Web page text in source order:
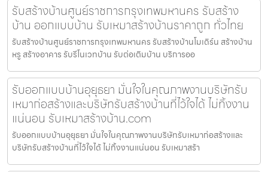
รับสร้างบ้านศูนย์ราชการกรุงเทพมหานคร รับสร้าง
บ้าน ออกแบบบ้าน รับเหมาสร้างบ้านราคาถูก ทั่วไทย
รับสร้างบ้านศูนย์ราชการกรุงเทพมหานคร รับสร้างบ้านโมเดิร์น สร้างบ้าน
หรู สร้างอาคาร รับรีโนเวทบ้าน รับต่อเติมบ้าน บริการออ
รับออกแบบบ้านอุยุธยา มั่นใจในคุณภาพงานบริษัทรับ
เหมาก่อสร้างและบริษัทรับสร้างบ้านที่ไว้ใจได้ ไม่ทิ้งงาน
แน่นอน รับเหมาสร้างบ้าน.com
รับออกแบบบ้านอุยุธยา มั่นใจในคุณภาพงานบริษัทรับเหมาก่อสร้างและ
บริษัทรับสร้างบ้านที่ไว้ใจได้ ไม่ทิ้งงานแน่นอน รับเหมาสร้า